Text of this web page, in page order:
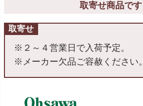
取寄せ商品です
取寄せ
※２～４営業日で入荷予定。
※メーカー欠品ご容赦ください。